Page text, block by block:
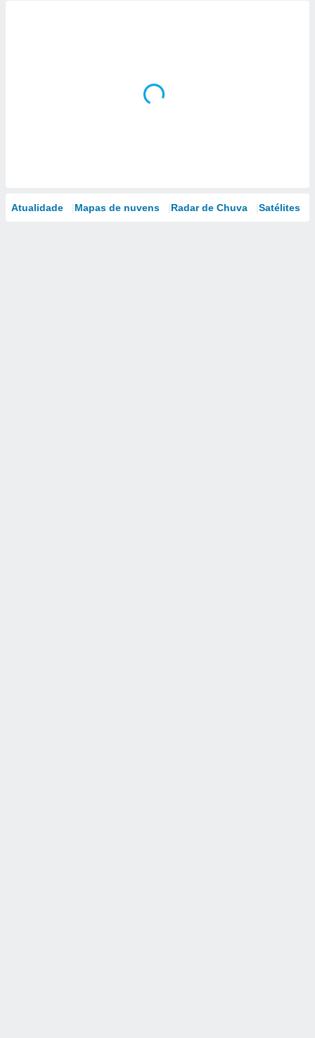
Atualidade Mapas de nuvens Radar de Chuva Satélites